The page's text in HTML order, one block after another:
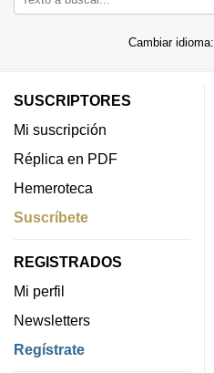
Cambiar idioma:
SUSCRIPTORES
Mi suscripción
Réplica en PDF
Hemeroteca
Suscríbete
REGISTRADOS
Mi perfil
Newsletters
Regístrate